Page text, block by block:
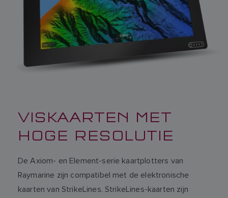
VISKAARTEN MET
HOGE RESOLUTIE
De Axiom- en Element-serie kaartplotters van
Raymarine zijn compatibel met de elektronische
kaarten van StrikeLines. StrikeLines-kaarten zijn